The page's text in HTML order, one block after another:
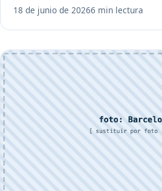
18 de junio de 20266 min lectura